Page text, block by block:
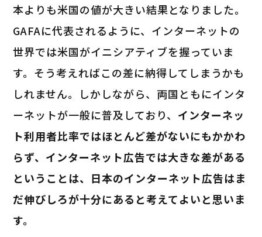
本よりも米国の値が大きい結果となりました。
GAFAに代表されるように、インターネットの
世界では米国がイニシアティブを握っていま
す。そう考えればこの差に納得してしまうかも
しれません。しかしながら、両国ともにインタ
ーネットが一般に普及しており、 インターネッ
ト利用者比率ではほとんど差がないにもかかわ
らず、インターネット広告では大きな差がある
ということは、日本のインターネット広告はま
だ伸びしろが十分にあると考えてよいと思いま
す。